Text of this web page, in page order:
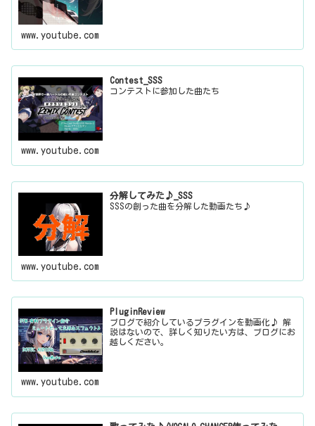
www.youtube.com
Contest_SSS
コンテストに参加した曲たち
www.youtube.com
分解してみた♪_SSS
SSSの創った曲を分解した動画たち♪
www.youtube.com
PluginReview
ブログで紹介しているプラグインを動画化♪ 解
説はないので、詳しく知りたい方は、ブログにお
越しください。
www.youtube.com